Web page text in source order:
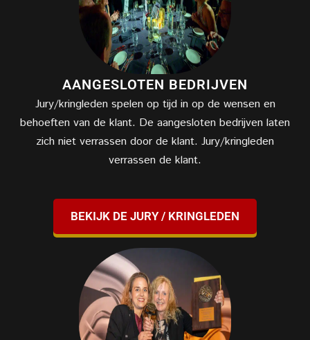
AANGESLOTEN BEDRIJVEN
Jury/kringleden spelen op tijd in op de wensen en
behoeften van de klant. De aangesloten bedrijven laten
zich niet verrassen door de klant. Jury/kringleden
verrassen de klant.
BEKIJK DE JURY / KRINGLEDEN